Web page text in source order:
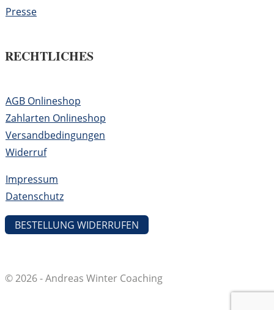
Presse
RECHTLICHES
AGB Onlineshop
Zahlarten Onlineshop
Versandbedingungen
Widerruf
Impressum
Datenschutz
BESTELLUNG WIDERRUFEN
© 2026 - Andreas Winter Coaching